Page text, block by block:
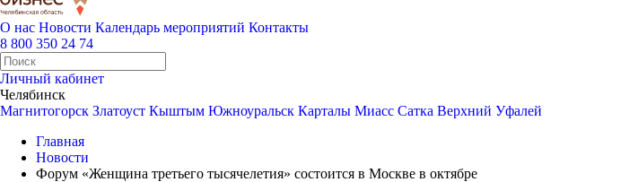
О нас Новости Календарь мероприятий Контакты
8 800 350 24 74
Личный кабинет
Челябинск
Магнитогорск Златоуст Кыштым Южноуральск Карталы Миасс Сатка Верхний Уфалей
Главная
Новости
Форум «Женщина третьего тысячелетия» состоится в Москве в октябре